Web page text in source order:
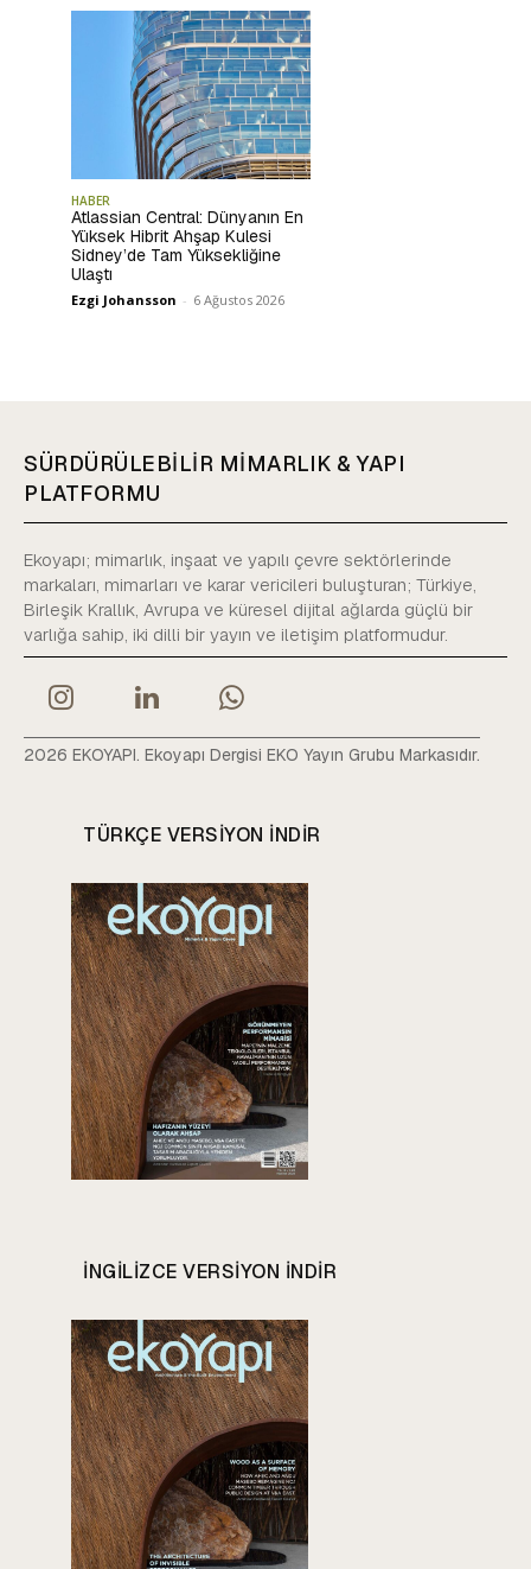
HABER
Atlassian Central: Dünyanın En
Yüksek Hibrit Ahşap Kulesi
Sidney’de Tam Yüksekliğine
Ulaştı
Ezgi Johansson - 6 Ağustos 2026
SÜRDÜRÜLEBİLİR MİMARLIK & YAPI
PLATFORMU
Ekoyapı; mimarlık, inşaat ve yapılı çevre sektörlerinde
markaları, mimarları ve karar vericileri buluşturan; Türkiye,
Birleşik Krallık, Avrupa ve küresel dijital ağlarda güçlü bir
varlığa sahip, iki dilli bir yayın ve iletişim platformudur.
2026 EKOYAPI. Ekoyapı Dergisi EKO Yayın Grubu Markasıdır.
TÜRKÇE VERSIYON INDIR
INGILIZCE VERSIYON INDIR